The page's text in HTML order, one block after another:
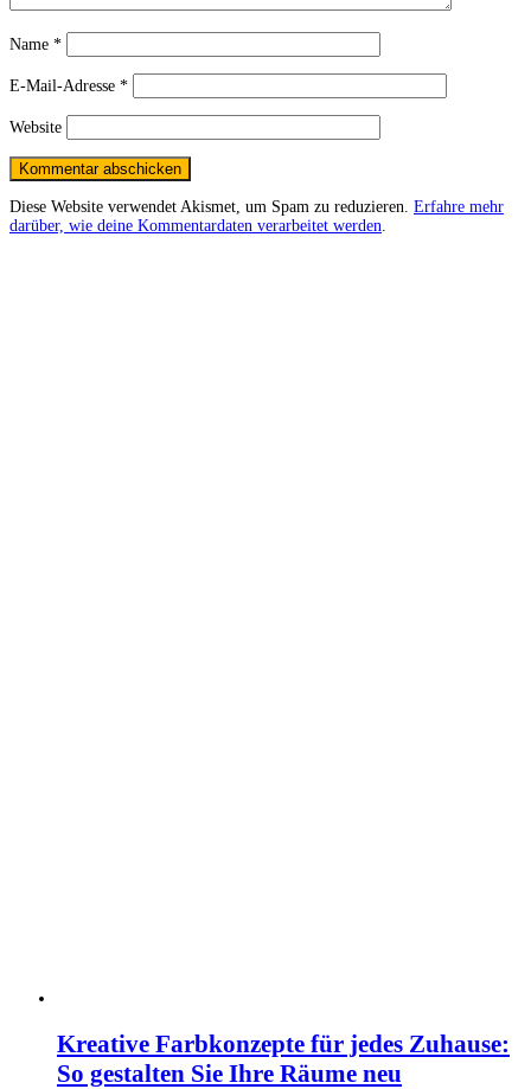
Name *
E-Mail-Adresse *
Website
Diese Website verwendet Akismet, um Spam zu reduzieren. Erfahre mehr
darüber, wie deine Kommentardaten verarbeitet werden
Kreative Farbkonzepte für jedes Zuhause:
So gestalten Sie Ihre Räume neu